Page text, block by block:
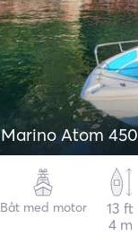
Marino Atom 450
Båt med motor
13 ft
4 m